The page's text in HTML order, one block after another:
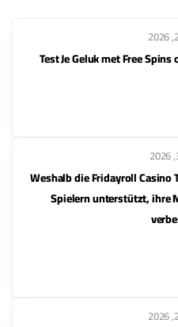
Test Je Geluk met Free
Weshalb die Fridayroll
Spielern unterstützt, ihre